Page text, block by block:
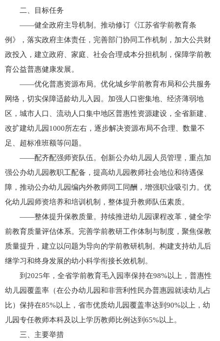
二、目标任务
——健全政府主导机制。推动修订《江苏省学前教育条
例》，落实政府主体责任，完善部门协同工作机制，加大公共财
政投入，建立政府、家庭、社会合理成本分担机制，保障学前教
育公益普惠健康发展。
——优化普惠资源布局。优化城乡学前教育布局和公共服务
网络，切实保障适龄幼儿入园。加强人口密集地、经济薄弱地
区，城市人口、流动人口集中地区普惠性资源建设，全省新建、
改扩建幼儿园1000所左右，逐步解决资源布局不合理、数量不
足、超标准班额等问题。
——配齐配强师资队伍。创新公办幼儿园人员管理，重点加
强公办幼儿园教职工配备，提高幼儿园教师社会地位和待遇保
障，推动公办幼儿园编内外教师同工同酬，增强职业吸引力。优
化幼儿园师资培养和培训机制，整体提升教师队伍素质。
——整体提升保教质量。持续推进幼儿园课程改革，健全学
前教育质量评估体系。完善学前教研工作体制与制度，聚焦保教
质量提升，建立以问题为导向的学前教研机制。构建支持幼儿后
继学习和终身发展的幼小科学衔接长效机制。
到2025年，全省学前教育毛入园率保持在98%以上，普惠性
幼儿园覆盖率（在公办幼儿园和非营利性民办普惠园就读幼儿占
比）保持在85%以上，省市优质幼儿园覆盖率达到90%以上，幼
儿园专任教师本科及以上学历教师比例达到65%以上。
三、主要举措